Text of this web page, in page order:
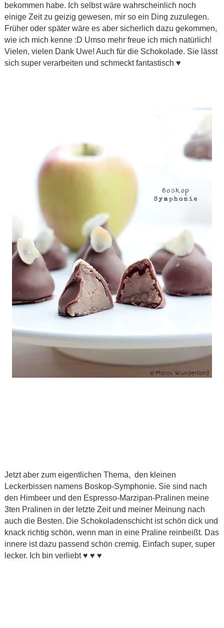
bekommen habe. Ich selbst wäre wahrscheinlich noch
einige Zeit zu geizig gewesen, mir so ein Ding zuzulegen.
Früher oder später wäre es aber sicherlich dazu gekommen,
wie ich mich kenne :D Umso mehr freue ich mich natürlich!
Vielen, vielen Dank Uwe! Auch für die Schokolade. Sie lässt
sich super verarbeiten und schmeckt fantastisch ♥
Jetzt aber zum eigentlichen Thema, den kleinen
Leckerbissen namens Boskop-Symphonie. Sie sind nach
den Himbeer und den Espresso-Marzipan-Pralinen meine
3ten Pralinen in der letzte Zeit und meiner Meinung nach
auch die Besten. Die Schokoladenschicht ist schön dick und
knack richtig schön, wenn man in eine Praline reinbeißt. Das
innere ist dazu passend schön cremig. Einfach super, super
lecker. Ich bin verliebt ♥ ♥ ♥